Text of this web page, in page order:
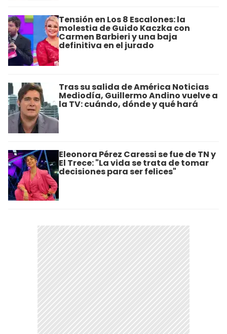
Tensión en Los 8 Escalones: la
molestia de Guido Kaczka con
Carmen Barbieri y una baja
definitiva en el jurado
Tras su salida de América Noticias
Mediodía, Guillermo Andino vuelve a
la TV: cuándo, dónde y qué hará
Eleonora Pérez Caressi se fue de TN y
El Trece: "La vida se trata de tomar
decisiones para ser felices"